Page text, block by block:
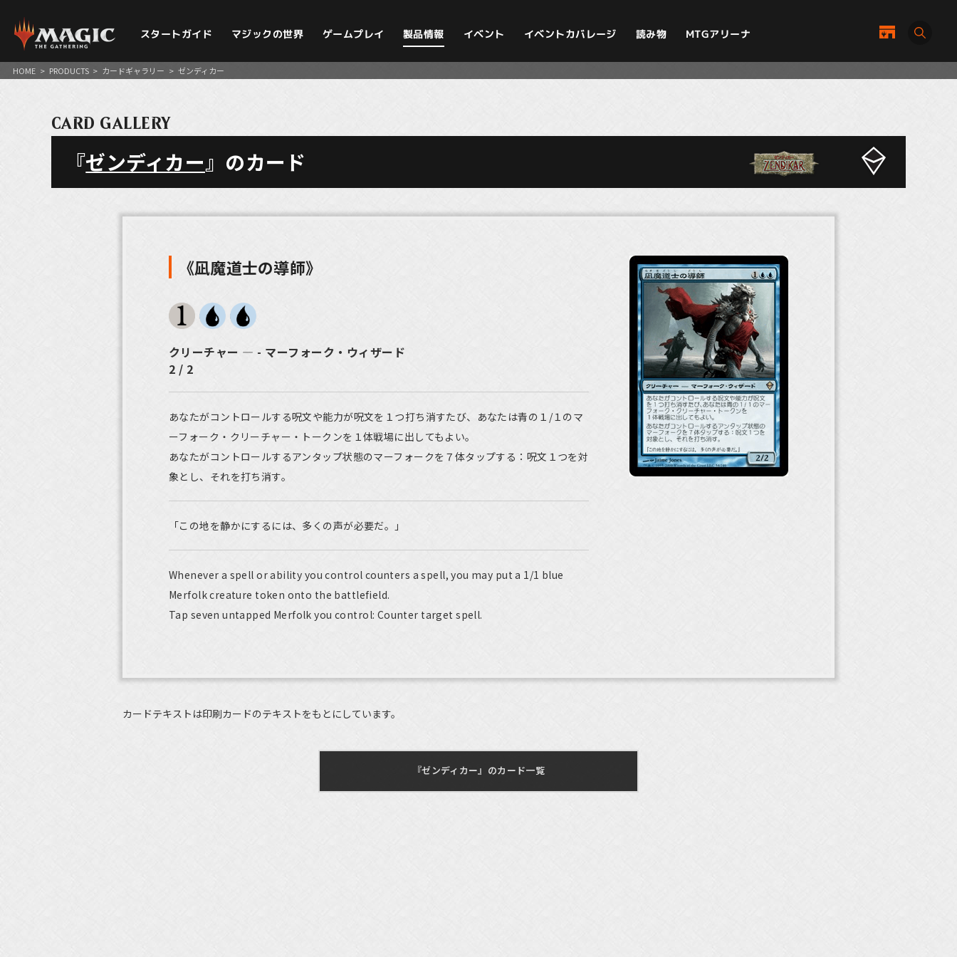
スタートガイド マジックの世界 ゲームプレイ 製品情報 イベント イベントカバレージ 読み物 MTGアリーナ
HOME > PRODUCTS > カードギャラリー > ゼンディカー
CARD GALLERY
『ゼンディカー』のカード
《凪魔道士の導師》
クリーチャー ― - マーフォーク・ウィザード
2 / 2
あなたがコントロールする呪文や能力が呪文を１つ打ち消すたび、あなたは青の１/１のマ
ーフォーク・クリーチャー・トークンを１体戦場に出してもよい。
あなたがコントロールするアンタップ状態のマーフォークを７体タップする：呪文１つを対
象とし、それを打ち消す。
「この地を静かにするには、多くの声が必要だ。」
Whenever a spell or ability you control counters a spell, you may put a 1/1 blue
Merfolk creature token onto the battlefield.
Tap seven untapped Merfolk you control: Counter target spell.
カードテキストは印刷カードのテキストをもとにしています。
『ゼンディカー』のカード一覧